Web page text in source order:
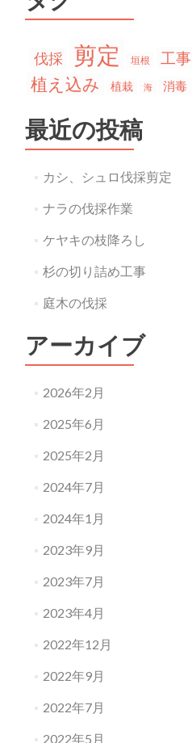
伐採 剪定 垣根 工事
植え込み 植栽 海 消毒
最近の投稿
カシ、シュロ伐採剪定
ナラの伐採作業
ケヤキの枝降ろし
杉の切り詰め工事
庭木の伐採
アーカイブ
2026年2月
2025年6月
2025年2月
2024年7月
2024年1月
2023年9月
2023年7月
2023年4月
2022年12月
2022年9月
2022年7月
2022年5月